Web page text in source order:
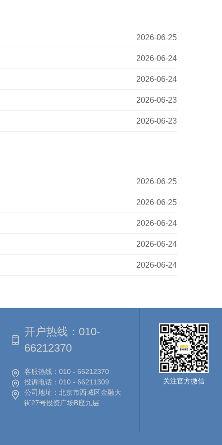
2026-06-25
2026-06-24
2026-06-24
2026-06-23
2026-06-23
2026-06-25
2026-06-25
2026-06-24
2026-06-24
2026-06-24
开户热线： 010-
66212370
客服热线： 010 - 66212370
投诉电话： 010 - 66211309
公司地址： 北京市西城区金融大
街27号投资广场B座九层
关注官方微信